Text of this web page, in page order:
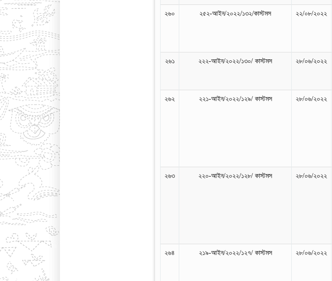
২৬০ ২৫২-আইন/২০২২/১৩২/কাস্টমস ২২/০৮/২০২২
২৬১ ২২২-আইন/২০২২/১৩০/ কাস্টমস ২৮/০৬/২০২২
২৬২ ২২১-আইন/২০২২/১২৯/ কাস্টমস ২৮/০৬/২০২২
২৬৩ ২২০-আইন/২০২২/১২৮/ কাস্টমস ২৮/০৬/২০২২
২৬৪ ২১৯-আইন/২০২২/১২৭/ কাস্টমস ২৮/০৬/২০২২